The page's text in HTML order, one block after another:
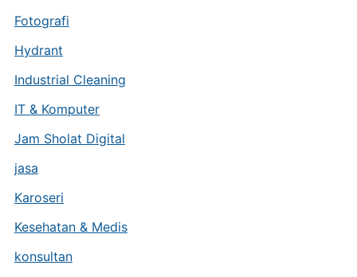
Fotografi
Hydrant
Industrial Cleaning
IT & Komputer
Jam Sholat Digital
jasa
Karoseri
Kesehatan & Medis
konsultan